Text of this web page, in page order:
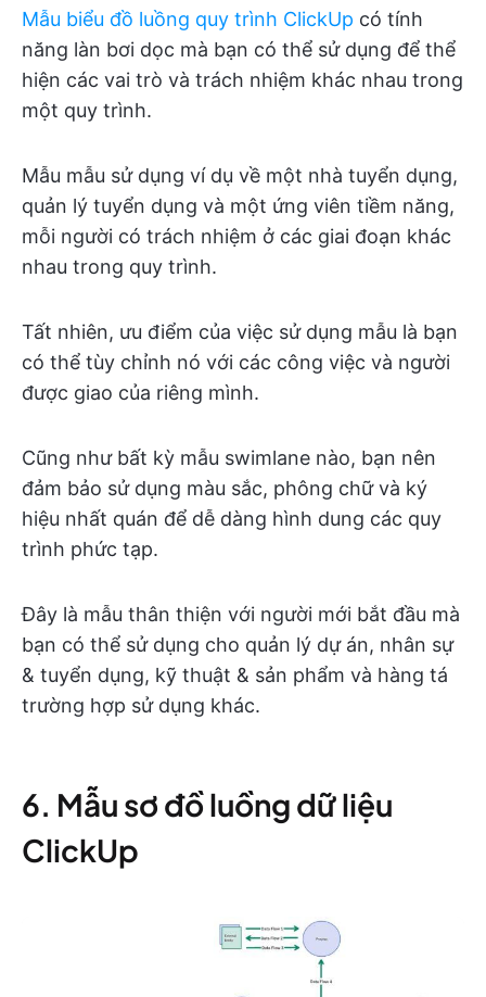
Mẫu biểu đồ luồng quy trình ClickUp có tính
năng làn bơi dọc mà bạn có thể sử dụng để thể
hiện các vai trò và trách nhiệm khác nhau trong
một quy trình.
Mẫu mẫu sử dụng ví dụ về một nhà tuyển dụng,
quản lý tuyển dụng và một ứng viên tiềm năng,
mỗi người có trách nhiệm ở các giai đoạn khác
nhau trong quy trình.
Tất nhiên, ưu điểm của việc sử dụng mẫu là bạn
có thể tùy chỉnh nó với các công việc và người
được giao của riêng mình.
Cũng như bất kỳ mẫu swimlane nào, bạn nên
đảm bảo sử dụng màu sắc, phông chữ và ký
hiệu nhất quán để dễ dàng hình dung các quy
trình phức tạp.
Đây là mẫu thân thiện với người mới bắt đầu mà
bạn có thể sử dụng cho quản lý dự án, nhân sự
& tuyển dụng, kỹ thuật & sản phẩm và hàng tá
trường hợp sử dụng khác.
6. Mẫu sơ đồ luồng dữ liệu
ClickUp